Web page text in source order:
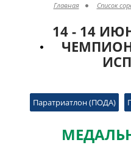
Главная Список
14 - 14
Паратриатлон (ПОДА)